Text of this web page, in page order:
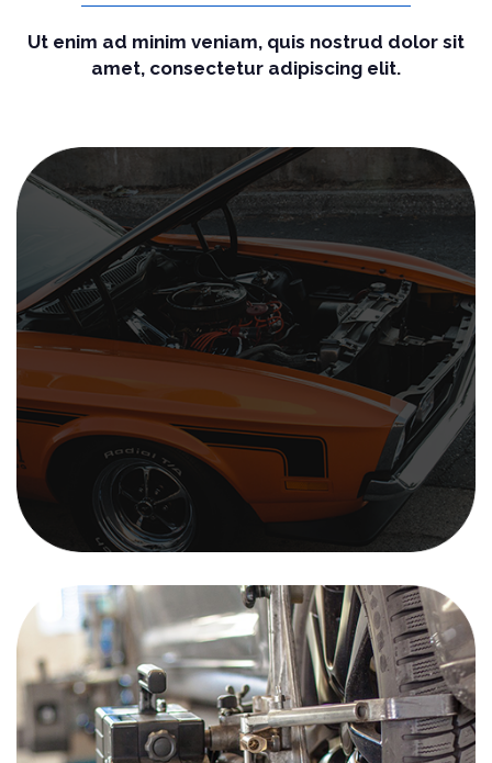
Ut enim ad minim veniam, quis nostrud dolor sit
amet, consectetur adipiscing elit.